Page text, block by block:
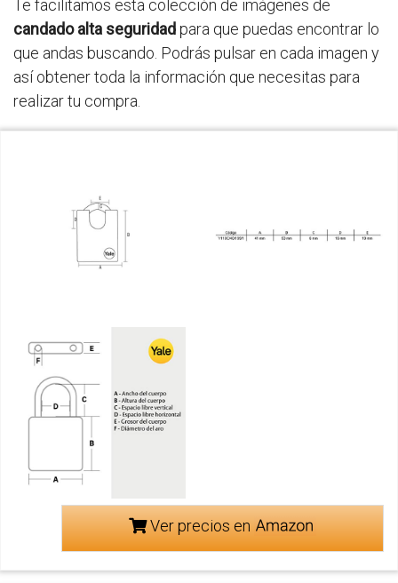
Te facilitamos esta colección de imágenes de
candado alta seguridadpara que puedas encontrar lo
que andas buscando. Podrás pulsar en cada imagen y
así obtener toda la información que necesitas para
realizar tu compra.
Ver precios en